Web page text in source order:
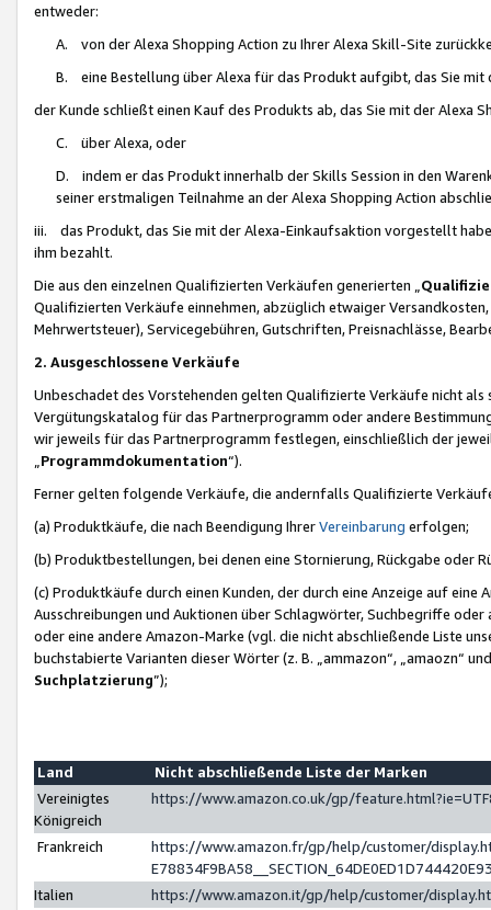
entweder:
A. von der Alexa Shopping Action zu Ihrer Alexa Skill-Site
B. eine Bestellung über Alexa für das Produkt aufgibt, das Sie mit
der Kunde schließt einen Kauf des Produkts ab, das Sie mit der Alexa
C. über Alexa, oder
D. indem er das Produkt innerhalb der Skills Session in den
seiner erstmaligen Teilnahme an der Alexa Shopping Action
iii. das Produkt, das Sie mit der Alexa-Einkaufsaktion vorgestellt
ihm bezahlt.
Die aus den einzelnen Qualifizierten Verkäufen generierten „
Qualifizierten Verkäufe einnehmen, abzüglich etwaiger
Mehrwertsteuer), Servicegebühren, Gutschriften, Preisnachlässe,
2. Ausgeschlossene Verkäufe
Unbeschadet des Vorstehenden gelten Qualifizierte Verkäufe nicht
Vergütungskatalog für das Partnerprogramm oder andere
wir jeweils für das Partnerprogramm festlegen, einschließlich der
Programmdokumentation“).
Ferner gelten folgende Verkäufe, die andernfalls Qualifizierte
(a) Produktkäufe, die nach Beendigung IhrerVereinbarung erfolgen;
(b) Produktbestellungen, bei denen eine Stornierung, Rückgabe oder
(c) Produktkäufe durch einen Kunden, der durch eine Anzeige auf
Ausschreibungen und Auktionen über Schlagwörter, Suchbegriffe
oder eine andere Amazon-Marke (vgl. die nicht abschließende Liste
buchstabierte Varianten dieser Wörter (z. B. „ammazon“, „amaozn“
Suchplatzierung”);
Land
Nicht abschließende Liste der Marken
Vereinigtes
Königreich
https://www.amazon.co.uk/gp/
Frankreich
https://www.amazon.fr/gp/help/customer/
Italien
https://www.amazon.it/gp/help/customer/